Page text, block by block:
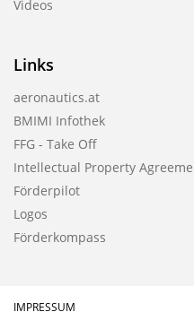
Videos
Links
aeronautics.at
BMIMI Infothek
FFG - Take Off
Intellectual Property
Förderpilot
Logos
Förderkompass
IMPRESSUM